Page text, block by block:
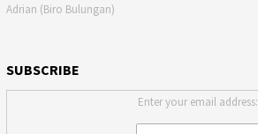
Adrian (Biro Bulungan)
SUBSCRIBE
Enter your email address: